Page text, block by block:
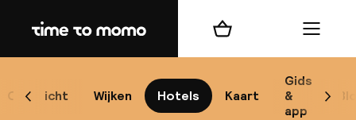
Home
Overzicht Wijken Hotels Kaart
Gids
&
app
Scroll naar links
Winkelmand Menu